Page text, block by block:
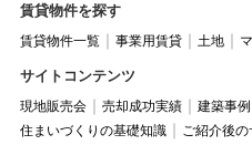
賃貸物件を探す
賃貸物件一覧 事業用賃貸 土地
サイトコンテンツ
現地販売会 売却成功実績 建築事例
住まいづくりの基礎知識
ご紹介後の